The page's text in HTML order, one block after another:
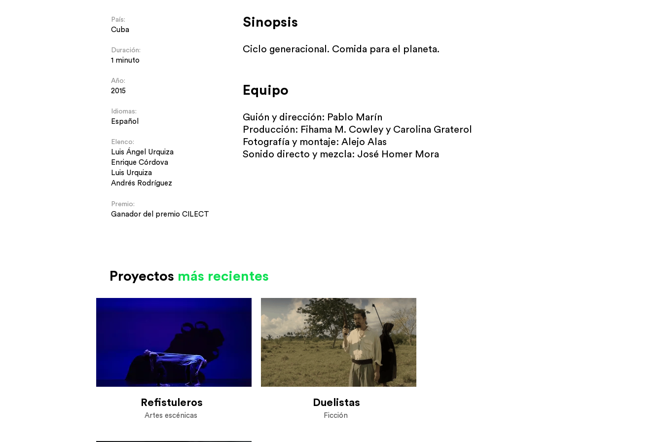
País:
Cuba
Duración:
1 minuto
Año:
2015
Idiomas:
Español
Elenco:
Luis Ángel Urquiza
Enrique Córdova
Luis Urquiza
Andrés Rodríguez
Premio:
Ganador del premio CILECT
Sinopsis
Ciclo generacional. Comida para el planeta.
Equipo
Guión y dirección: Pablo Marín
Producción: Fihama M. Cowley y Carolina Graterol
Fotografía y montaje: Alejo Alas
Sonido directo y mezcla: José Homer Mora
Proyectos más recientes
Refistuleros
Artes escénicas
Duelistas
Ficción